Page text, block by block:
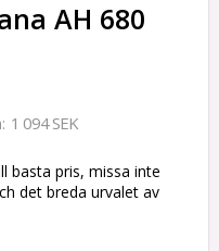
AH 680
1 094 SEK
basta pris, missa inte
det breda urvalet av